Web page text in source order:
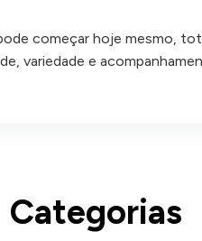
começar hoje mesmo,
variedade e
Categorias